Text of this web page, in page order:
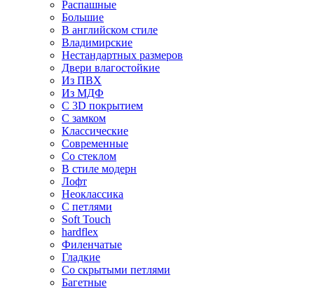
Распашные
Большие
В английском стиле
Владимирские
Нестандартных размеров
Двери влагостойкие
Из ПВХ
Из МДФ
С 3D покрытием
С замком
Классические
Современные
Со стеклом
В стиле модерн
Лофт
Неоклассика
С петлями
Soft Touch
hardflex
Филенчатые
Гладкие
Со скрытыми петлями
Багетные